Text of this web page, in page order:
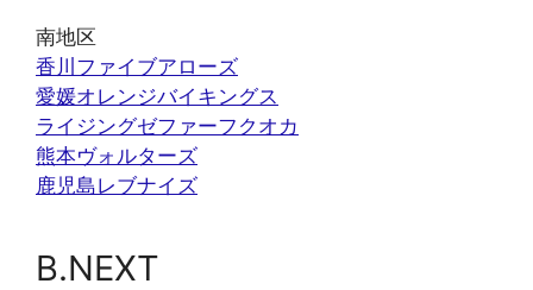
南地区
香川ファイブアローズ
愛媛オレンジバイキングス
ライジングゼファーフクオカ
熊本ヴォルターズ
鹿児島レブナイズ
B.NEXT